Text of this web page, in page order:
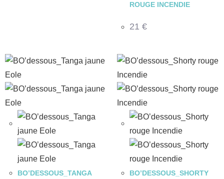
ROUGE INCENDIE
21 €
BO’DESSOUS_TANGA
BO’DESSOUS_SHORTY